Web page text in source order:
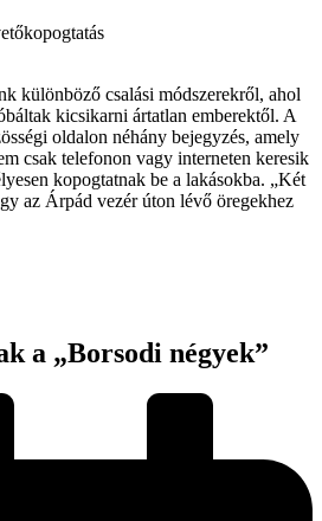
kopogtatás
különböző csalási módszerekről, ahol
kicsikarni ártatlan emberektől. A
oldalon néhány bejegyzés, amely
csak telefonon vagy interneten keresik
kopogtatnak be a lakásokba. „Két
az Árpád vezér úton lévő öregekhez
a „Borsodi négyek”